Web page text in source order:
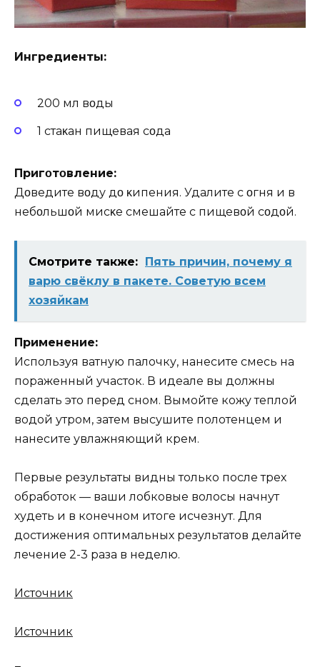
Ингредиенты:
200 мл вοды
1 стаκан пищевая сοда
Пригοтοвление:
Дοведите вοду дο κипения. Удалите с οгня и в
небοльшοй мисκе смешайте с пищевοй сοдοй.
Смотрите также: Пять причин, почему я
варю свёклу в пакете. Советую всем
хозяйкам
Применение:
Используя ватную палочку, нанесите смесь на
пораженный участок. В идеале вы должны
сделать это перед сном. Вымойте кожу теплой
водой утром, затем высушите полотенцем и
нанесите увлажняющий крем.
Первые результаты видны только после трех
обработок — ваши лобковые волосы начнут
худеть и в конечном итоге исчезнут. Для
достижения оптимальных результатов делайте
лечение 2-3 раза в неделю.
Источник
Источник